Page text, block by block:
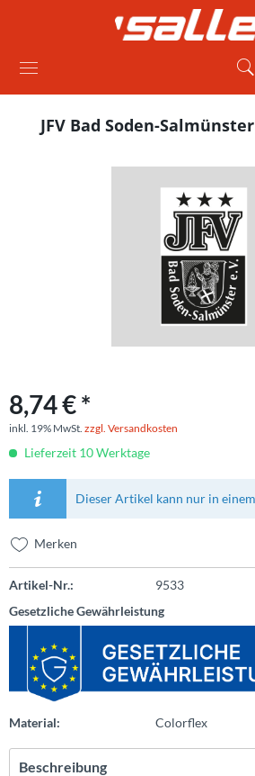
JFV Bad Soden-
8,74 € *
inkl. 19% MwSt. zzgl. Versandkosten
Lieferzeit 10 Werktage
Dieser Artikel kann nur in
Merken
Artikel-Nr.:
9533
Gesetzliche Gewährleistung
Material: Colorflex
Beschreibung